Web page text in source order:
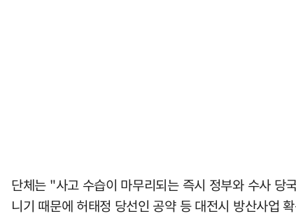
단체는 "사고 수습이 마무리되는 즉시 정부와 수사
니기 때문에 허태정 당선인 공약 등 대전시 방산사업